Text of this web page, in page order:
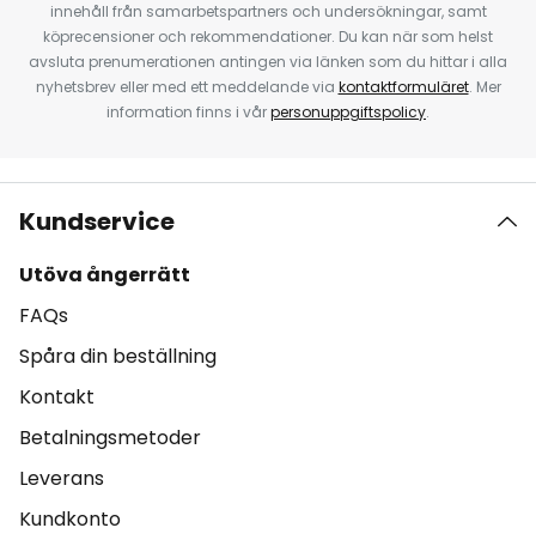
innehåll från samarbetspartners och undersökningar, samt
köprecensioner och rekommendationer. Du kan när som helst
avsluta prenumerationen antingen via länken som du hittar i alla
nyhetsbrev eller med ett meddelande via kontaktformuläret. Mer
information finns i vårpersonuppgiftspolicy.
Kundservice
Utöva ångerrätt
FAQs
Spåra din beställning
Kontakt
Betalningsmetoder
Leverans
Kundkonto